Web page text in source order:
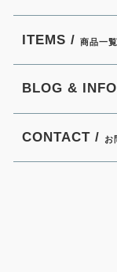
ITEMS / 商品一覧
BLOG &
CONTACT / お